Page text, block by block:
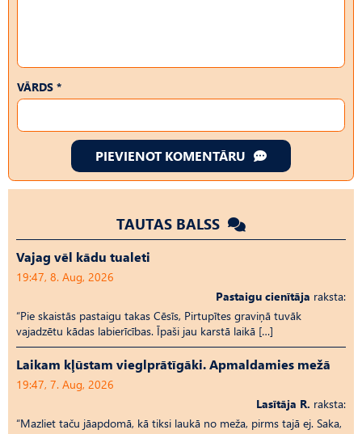
VĀRDS *
PIEVIENOT KOMENTĀRU
TAUTAS BALSS
Vajag vēl kādu tualeti
19:47, 8. Aug, 2026
Pastaigu cienītāja raksta:
“Pie skaistās pastaigu takas Cēsīs, Pirtupītes graviņā tuvāk
vajadzētu kādas labierīcības. Īpaši jau karstā laikā […]
Laikam kļūstam vieglprātīgāki. Apmaldamies mežā
19:47, 7. Aug, 2026
Lasītāja R. raksta:
“Mazliet taču jāapdomā, kā tiksi laukā no meža, pirms tajā ej. Saka,